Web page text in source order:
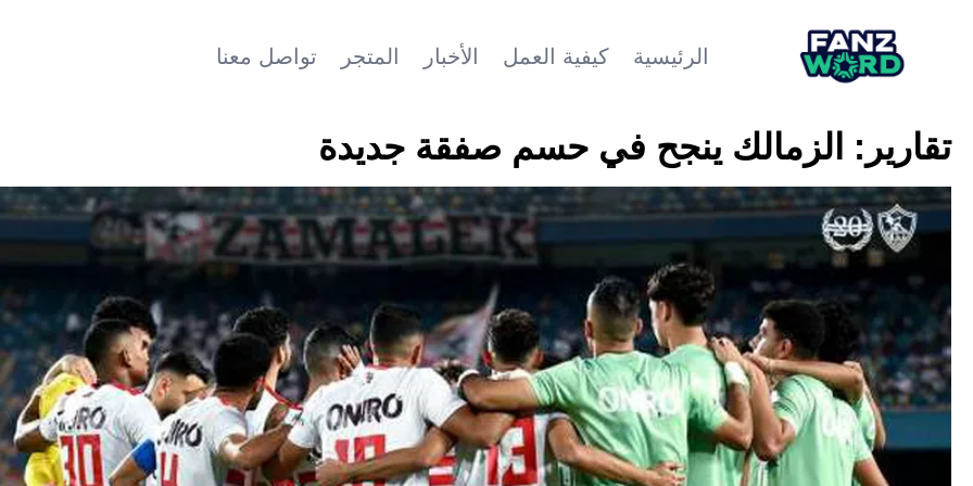
الرئيسية كيفية العمل الأخبار المتجر تواصل معنا
تقارير: الزمالك ينجح في حسم صفقة جديدة